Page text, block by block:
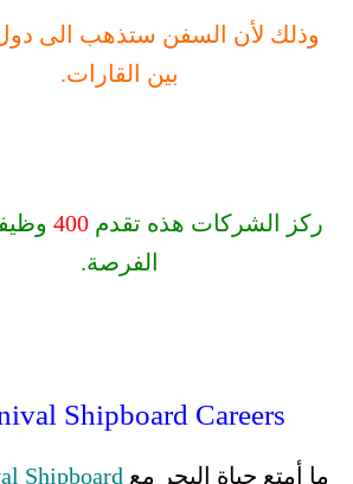
وذلك لأن السفن ستذهب الى
بين القارات.
ركز الشركات هذه تقدم 400
الفرصة.
Shipboard Careers
ما أمتع حياة البحر مع Shipboard